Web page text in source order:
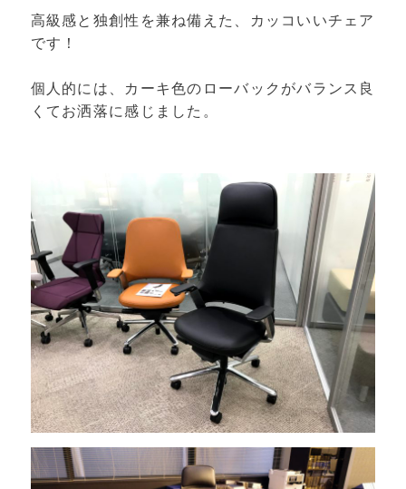
高級感と独創性を兼ね備えた、カッコいいチェア
です！
個人的には、カーキ色のローバックがバランス良
くてお洒落に感じました。